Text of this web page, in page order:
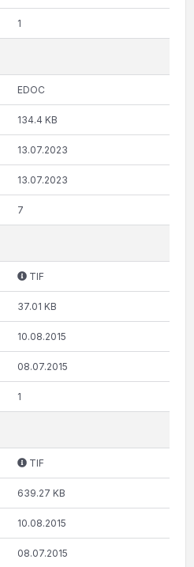
1
EDOC
134.4 KB
13.07.2023
13.07.2023
7
TIF
37.01 KB
10.08.2015
08.07.2015
1
TIF
639.27 KB
10.08.2015
08.07.2015